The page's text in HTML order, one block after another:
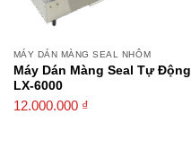
MÁY DÁN MÀNG SEAL NHÔM
Máy Dán Màng Seal Tự Động
LX-6000
12.000.000 ₫